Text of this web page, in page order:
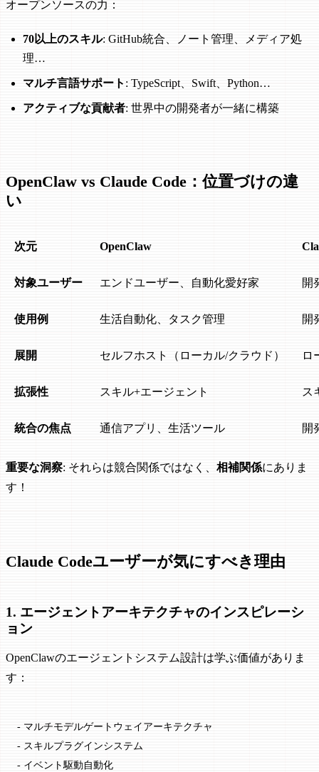
オープンソースの力：
70以上のスキル: GitHub統合、ノート管理、メディア処
理…
マルチ言語サポート : TypeScript、Swift、Python…
アクティブな貢献者: 世界中の開発者が一緒に構築
OpenClaw vs Claude Code：位置づけの違
い
次元 OpenClaw
対象ユーザー エンドユーザー、自動化愛好家 開
使用例 生活自動化、タスク管理 開
展開 セルフホスト（ローカル/クラウド） ロ
拡張性 スキル+エージェント ス
統合の焦点 通信アプリ、生活ツール 開
重要な洞察: それらは競合関係ではなく、 相補関係にありま
す！
Claude Codeユーザーが気にすべき理由
1. エージェントアーキテクチャのインスピレーシ
ョン
OpenClawのエージェントシステム設計は学ぶ価値がありま
す：
- マルチモデルゲートウェイアーキテクチャ
- スキルプラグインシステム
- イベント駆動自動化